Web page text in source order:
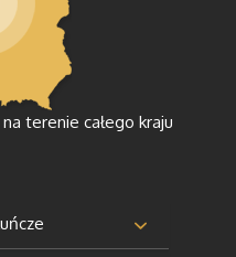
terenie całego kraju